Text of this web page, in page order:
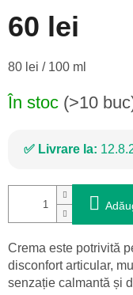
60 lei
Evaluare
80 lei / 100 ml
În stoc (>10
Livrare la:
Crema este potrivită
disconfort articular,
senzație calmantă și